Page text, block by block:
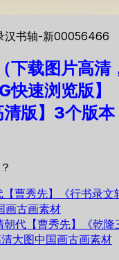
汉书轴-新00056466
下载图片高清
速浏览版】
版】3个版本
【曹秀先】《行书录
画古画素材
朝代【曹秀先】《乾隆
大图中国画古画素材